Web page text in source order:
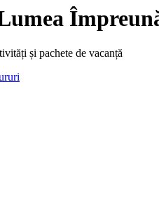
și pachete de vacanță